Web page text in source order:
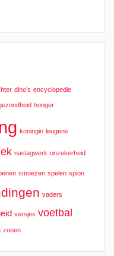
dino’s encyclopedie
honger
koningin leugens
naslagwerk onzekerheid
smoezen spelen spion
vaders
versjes voetbal
zonen